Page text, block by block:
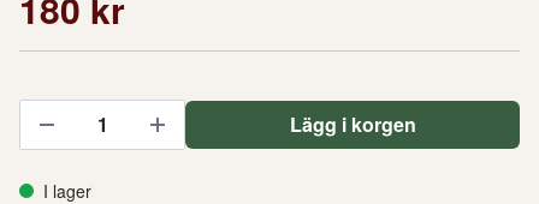
Lägg i korgen
I lager